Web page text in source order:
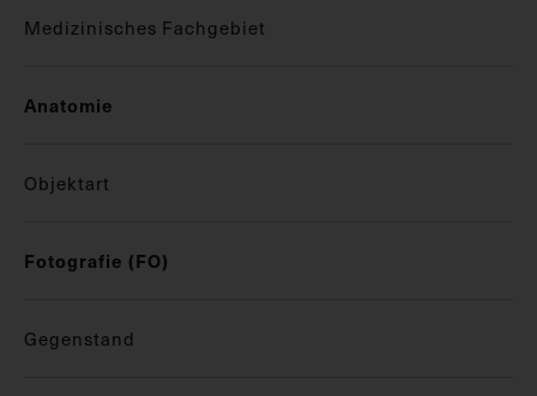
Medizinisches Fachgebiet
Anatomie
Objektart
Fotografie (FO)
Gegenstand